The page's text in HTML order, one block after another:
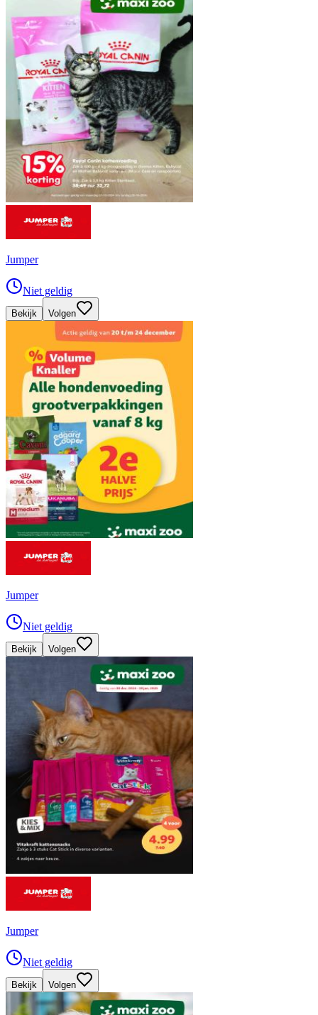
Jumper
Niet geldig
Bekijk Volgen
Jumper
Niet geldig
Bekijk Volgen
Jumper
Niet geldig
Bekijk Volgen